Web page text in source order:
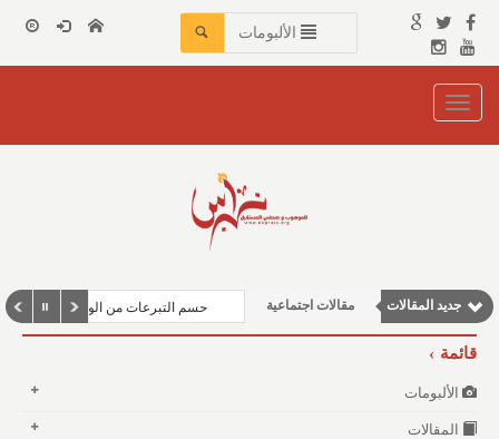
الألبومات
Toggle
navigation
جديد المقالات
نوافذ الثقافة و الأدب
مقالات اجتماعية
وطنية
حسم التبرعات من الوعاء الزكوي
قائمة
الألبومات
المقالات